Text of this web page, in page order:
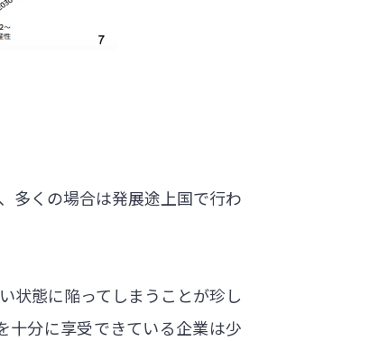
多くの場合は発展途上国で行わ
状態に陥ってしまうことが珍し
十分に享受できている企業は少